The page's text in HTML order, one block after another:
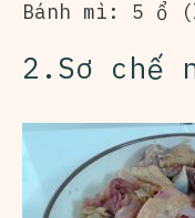
Bánh mì: 5 ổ
2.Sơ chế